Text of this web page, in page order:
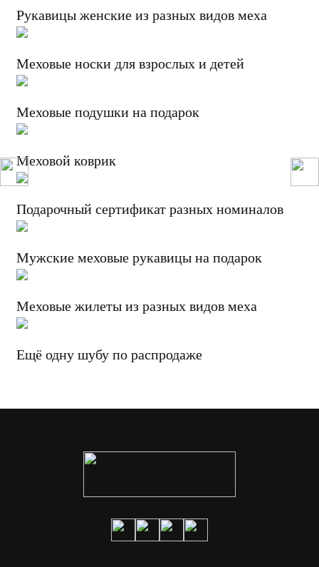
Рукавицы женские из разных видов меха
Меховые носки для взрослых и детей
Меховые подушки на подарок
Меховой коврик
Подарочный сертификат разных номиналов
Мужские меховые рукавицы на подарок
Меховые жилеты из разных видов меха
Ещё одну шубу по распродаже